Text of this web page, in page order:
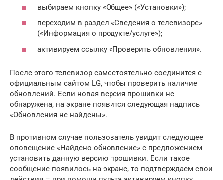
выбираем кнопку «Общее» («Установки»);
переходим в раздел «Сведения о телевизоре»
(«Информация о продукте/услуге»);
активируем ссылку «Проверить обновления».
После этого телевизор самостоятельно соединится с
официальным сайтом LG, чтобы проверить наличие
обновлений. Если новая версия прошивки не
обнаружена, на экране появится следующая надпись
«Обновления не найдены».
В противном случае пользователь увидит следующее
оповещение «Найдено обновление» с предложением
установить данную версию прошивки. Если такое
сообщение появилось на экране, то подтверждаем свои